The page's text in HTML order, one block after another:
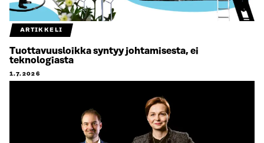
ARTIKKELI
Tuottavuusloikka syntyy johtamisesta, ei
teknologiasta
1.7.2026